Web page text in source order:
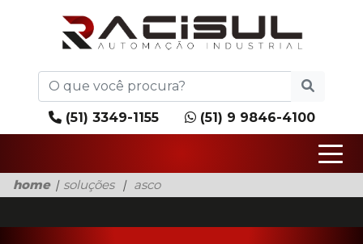
(51) 3349-1155 (51) 9 9846-4100
home soluções asco